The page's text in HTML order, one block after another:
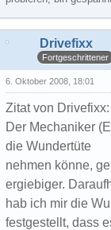
Drivefixx
Fortgeschrittener
6. Oktober 2008, 18:01
Zitat von Drivefixx:
Der Mechaniker
die Wundertüte
nehmen könne,
ergiebiger.
hab ich mir die
festgestellt, dass